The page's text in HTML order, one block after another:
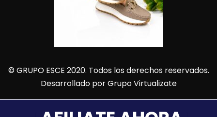
© GRUPO ESCE 2020. Todos los derechos reservados.
Desarrollado porGrupo Virtualizate